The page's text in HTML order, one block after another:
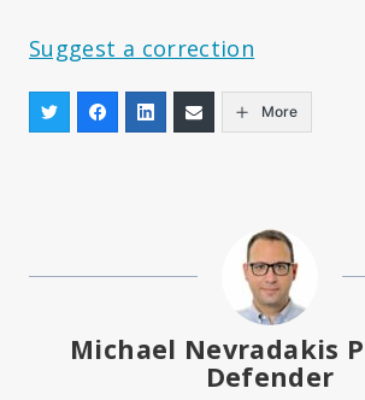
Suggest a correction
More
Michael Nevradakis
Defender